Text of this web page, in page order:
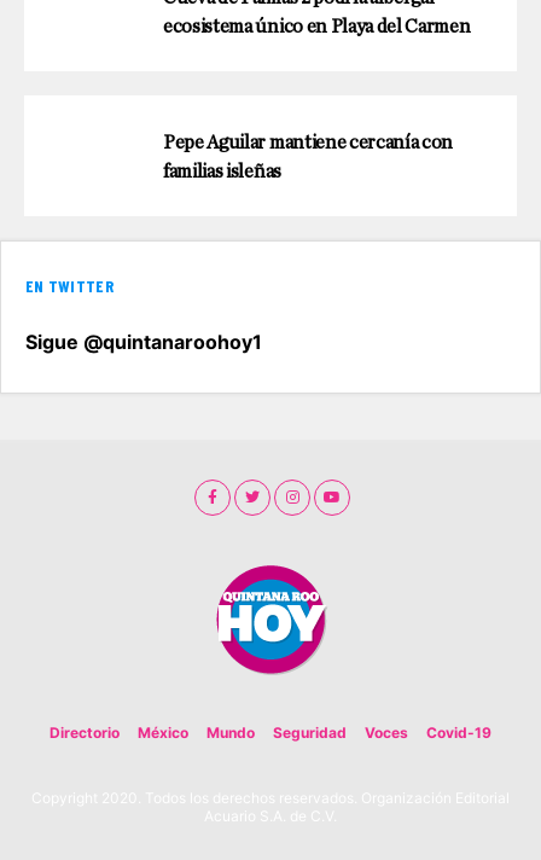
ecosistema único en Playa del Carmen
Pepe Aguilar mantiene cercanía con
familias isleñas
EN TWITTER
Sigue @quintanaroohoy1
Directorio México Mundo Seguridad Voces Covid-19